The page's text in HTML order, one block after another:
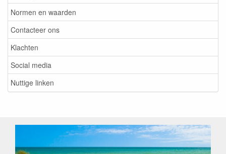
Normen en waarden
Contacteer ons
Klachten
Social media
Nuttige linken